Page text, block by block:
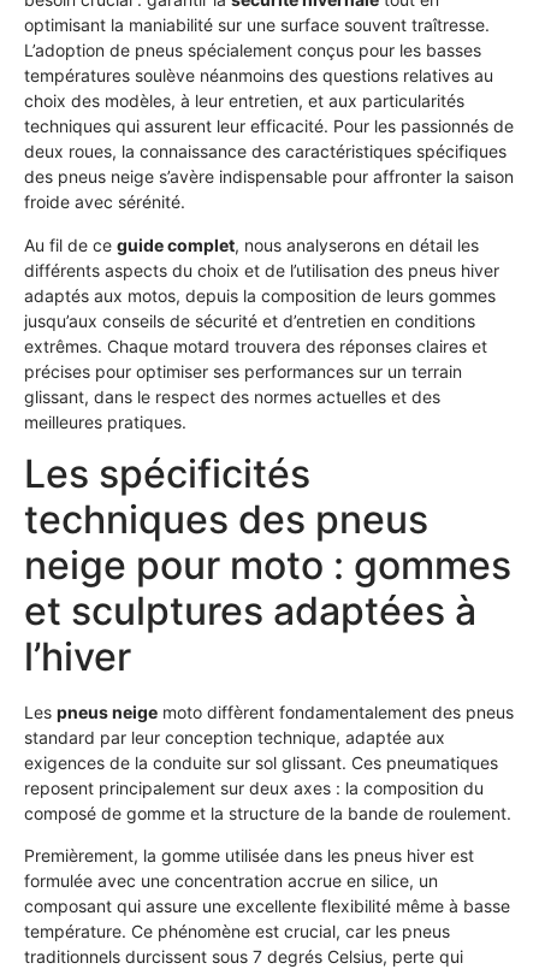
optimisant la maniabilité sur une surface souvent traîtresse.
L’adoption de pneus spécialement conçus pour les basses
températures soulève néanmoins des questions relatives au
choix des modèles, à leur entretien, et aux particularités
techniques qui assurent leur efficacité. Pour les passionnés de
deux roues, la connaissance des caractéristiques spécifiques
des pneus neige s’avère indispensable pour affronter la saison
froide avec sérénité.
Au fil de ce guide complet, nous analyserons en détail les
différents aspects du choix et de l’utilisation des pneus hiver
adaptés aux motos, depuis la composition de leurs gommes
jusqu’aux conseils de sécurité et d’entretien en conditions
extrêmes. Chaque motard trouvera des réponses claires et
précises pour optimiser ses performances sur un terrain
glissant, dans le respect des normes actuelles et des
meilleures pratiques.
Les spécificités
techniques des pneus
neige pour moto : gommes
et sculptures adaptées à
l’hiver
Les pneus neige moto diffèrent fondamentalement des pneus
standard par leur conception technique, adaptée aux
exigences de la conduite sur sol glissant. Ces pneumatiques
reposent principalement sur deux axes : la composition du
composé de gomme et la structure de la bande de roulement.
Premièrement, la gomme utilisée dans les pneus hiver est
formulée avec une concentration accrue en silice, un
composant qui assure une excellente flexibilité même à basse
température. Ce phénomène est crucial, car les pneus
traditionnels durcissent sous 7 degrés Celsius, perte qui